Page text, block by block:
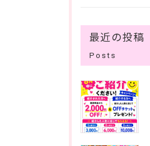
最近の投稿
Posts